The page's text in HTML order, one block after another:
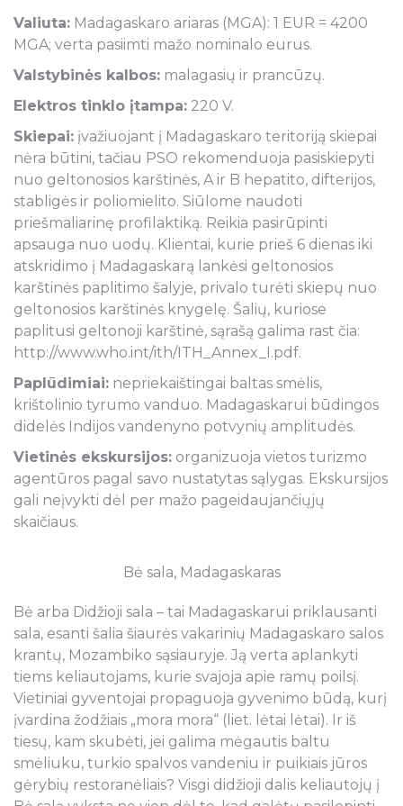
Valiuta: Madagaskaro ariaras (MGA): 1 EUR = 4200
MGA; verta pasiimti mažo nominalo eurus.
Valstybinės kalbos: malagasių ir prancūzų.
Elektros tinklo įtampa: 220 V.
Skiepai: įvažiuojant į Madagaskaro teritoriją skiepai
nėra būtini, tačiau PSO rekomenduoja pasiskiepyti
nuo geltonosios karštinės, A ir B hepatito, difterijos,
stabligės ir poliomielito. Siūlome naudoti
priešmaliarinę profilaktiką. Reikia pasirūpinti
apsauga nuo uodų. Klientai, kurie prieš 6 dienas iki
atskridimo į Madagaskarą lankėsi geltonosios
karštinės paplitimo šalyje, privalo turėti skiepų nuo
geltonosios karštinės knygelę. Šalių, kuriose
paplitusi geltonoji karštinė, sąrašą galima rast čia:
http://www.who.int/ith/ITH_Annex_I.pdf.
Paplūdimiai: nepriekaištingai baltas smėlis,
krištolinio tyrumo vanduo. Madagaskarui būdingos
didelės Indijos vandenyno potvynių amplitudės.
Vietinės ekskursijos: organizuoja vietos turizmo
agentūros pagal savo nustatytas sąlygas. Ekskursijos
gali neįvykti dėl per mažo pageidaujančiųjų
skaičiaus.
Bė sala, Madagaskaras
Bė arba Didžioji sala – tai Madagaskarui priklausanti
sala, esanti šalia šiaurės vakarinių Madagaskaro salos
krantų, Mozambiko sąsiauryje. Ją verta aplankyti
tiems keliautojams, kurie svajoja apie ramų poilsį.
Vietiniai gyventojai propaguoja gyvenimo būdą, kurį
įvardina žodžiais „mora mora“ (liet. lėtai lėtai). Ir iš
tiesų, kam skubėti, jei galima mėgautis baltu
smėliuku, turkio spalvos vandeniu ir puikiais jūros
gėrybių restoranėliais? Visgi didžioji dalis keliautojų į